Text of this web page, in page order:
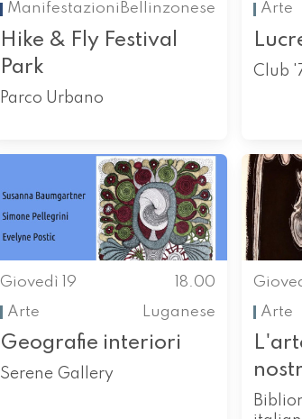
Manifestazioni Bellinzonese
Hike & Fly Festival
Park
Parco Urbano
Arte
Club
Giovedì 19
18.00
Arte
Luganese
Geografie interiori
Serene Gallery
Arte